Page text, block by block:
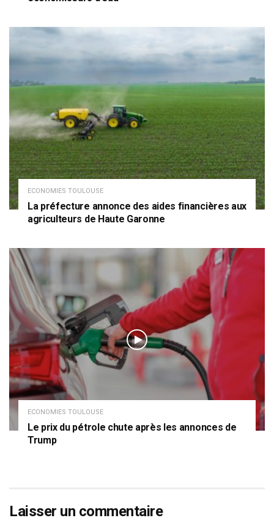
ECONOMIES TOULOUSE
La préfecture annonce des aides financières aux
agriculteurs de Haute Garonne
ECONOMIES TOULOUSE
Le prix du pétrole chute après les annonces de
Trump
Laisser un commentaire